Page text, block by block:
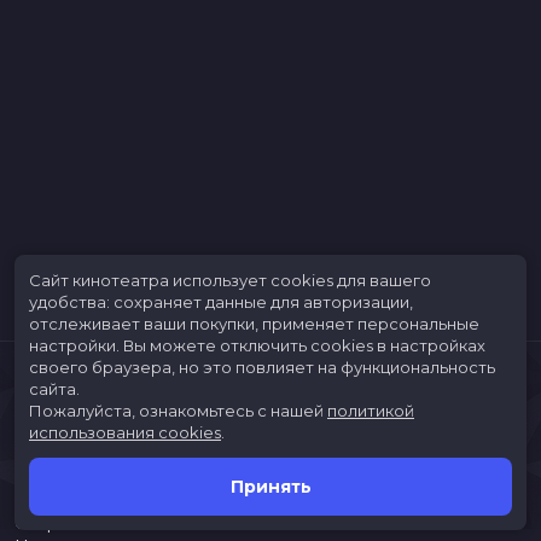
Скоро в кино
Сайт кинотеатра использует cookies для вашего
удобства: сохраняет данные для авторизации,
отслеживает ваши покупки, применяет персональные
настройки. Вы можете отключить cookies в настройках
своего браузера, но это повлияет на функциональность
сайта.
Пожалуйста, ознакомьтесь с нашей политикой
использования cookies
Принять